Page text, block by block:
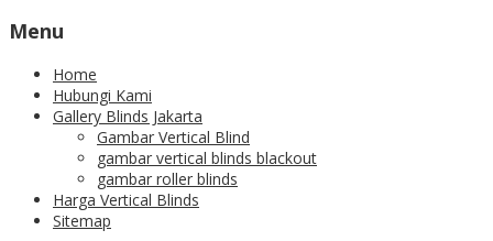
Menu
Home
Hubungi Kami
Gallery Blinds Jakarta
Gambar Vertical Blind
gambar vertical blinds blackout
gambar roller blinds
Harga Vertical Blinds
Sitemap